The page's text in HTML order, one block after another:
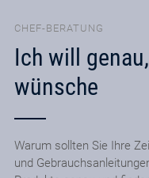
CHEF-BERATUNG
Ich will
wünsche
Warum sollten Sie Ihre
und